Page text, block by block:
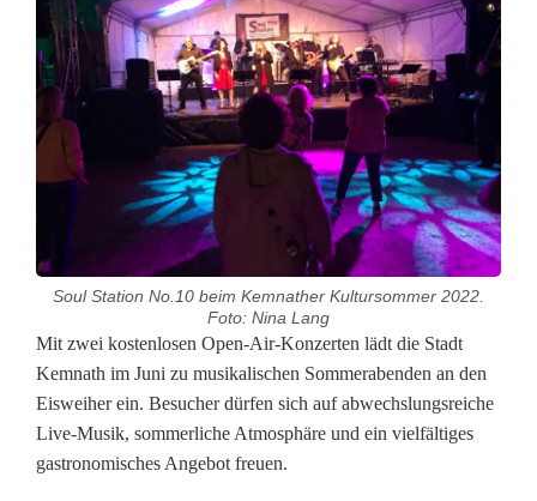
Soul Station No.10 beim Kemnather Kultursommer 2022.
Foto: Nina Lang
K
o
s
Mit zwei kostenlosen Open-Air-Konzerten lädt die Stadt
Kemnath im Juni zu musikalischen Sommerabenden an den
Eisweiher ein. Besucher dürfen sich auf abwechslungsreiche
Live-Musik, sommerliche Atmosphäre und ein vielfältiges
gastronomisches Angebot freuen.